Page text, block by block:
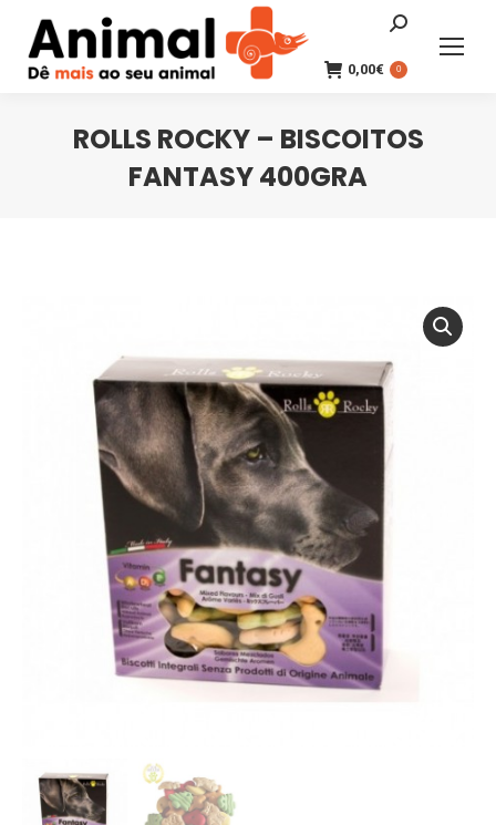
Search:
0,00€ 0
ROLLS ROCKY – BISCOITOS
FANTASY 400GRA